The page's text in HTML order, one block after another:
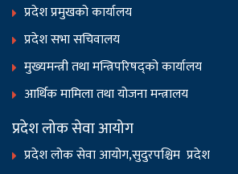
प्रदेश प्रमुखको कार्यालय
प्रदेश सभा सचिवालय
मुख्यमन्त्री तथा मन्त्रिपरिषद्को कार्यालय
आर्थिक मामिला तथा योजना मन्त्रालय
प्रदेश लोक सेवा आयोग
प्रदेश लोक सेवा आयोग,सुदुरपश्चिम प्रदेश